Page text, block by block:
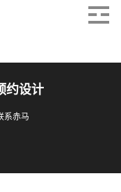
约设计
系赤马